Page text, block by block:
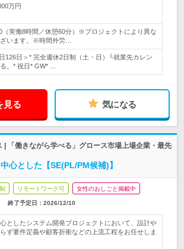
万円
（実働8時間／休憩60分）※プロジェクトにより異な
います。※時間外労…
126日＞* 完全週休2日制（土・日）└就業先カレン
。* 祝日* GW* …
見る 気になる
| 「働きながら学べる」グロース市場上場企業・最先
心とした【SE(PL/PM候補)】
リモートワーク可 女性のおしごと掲載中
終了予定日： 2026/12/10
としたシステム開発プロジェクトにおいて、設計や
ず要件定義や顧客折衝などの上流工程をお任せしま